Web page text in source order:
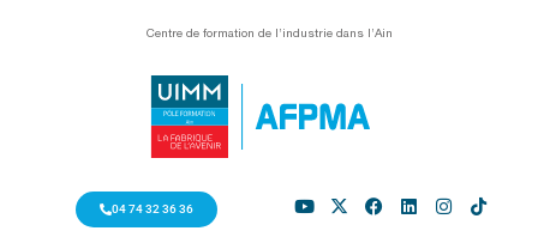
Centre de formation de l’industrie dans l’Ain
04 74 32 36 36